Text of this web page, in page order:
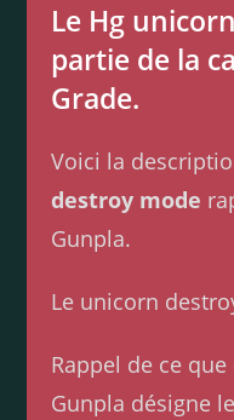
Le Hg
partie de la
Grade.
Voici la
destroy mode
Gunpla.
Le unicorn
Rappel de ce que
Gunpla désigne